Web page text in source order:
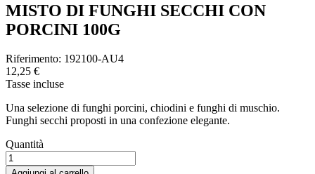
MISTO DI FUNGHI SECCHI CON
PORCINI 100G
Riferimento: 192100-AU4
12,25 €
Tasse incluse
Una selezione di funghi porcini, chiodini e funghi di muschio.
Funghi secchi proposti in una confezione elegante.
Quantità